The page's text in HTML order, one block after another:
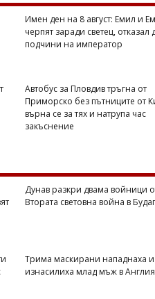
Имен ден на 8 август: Емил и
черпят заради светец, отказал
подчини на император
Автобус за Пловдив тръгна от
Приморско без пътниците от
върна се за тях и натрупа час
закъснение
Дунав разкри двама войници
Втората световна война в
Трима маскирани нападнаха и
изнасилиха млад мъж в Англия